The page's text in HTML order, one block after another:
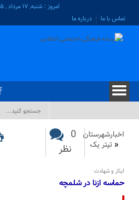
امروز : شنبه, ۱۷ مرداد , ۱۴۰۵
تماس با ما
درباره ما
اخبارشهرستان
« تیتر یک
0
نظر
ایثار و شهادت
حماسه ازنا در شلمچه